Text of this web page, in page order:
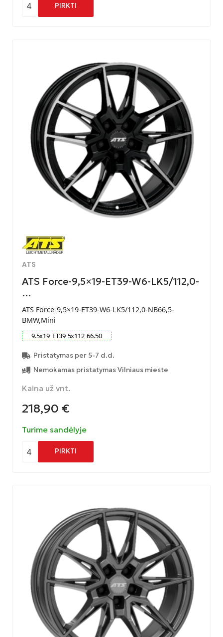
4 PIRKTI
ATS
ATS Force-9,5×19-ET39-W6-LK5/112,0-
…
ATS Force-9,5×19-ET39-W6-LK5/112,0-NB66,5-
BMW,Mini
9.5x19 ET39 5x112 66.50
Pristatymas per 5-7 d.d.
Nemokamas pristatymas Vilniaus mieste
Kaina už vnt.
218,90 €
Turime sandėlyje
4 PIRKTI